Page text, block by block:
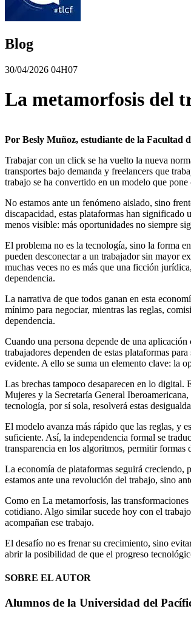
Blog
30/04/2026 04H07
La metamorfosis del
Por Besly Muñoz, estudiante de la Facultad
Trabajar con un click se ha vuelto la nueva
transportes bajo demanda y freelancers que
trabajo se ha convertido en un modelo que
No estamos ante un fenómeno aislado, sino
discapacidad, estas plataformas han
menos visible: más oportunidades no siempre
El problema no es la tecnología, sino la forma
pueden desconectar a un trabajador sin mayor
muchas veces no es más que una ficción
dependencia.
La narrativa de que todos ganan en esta
mínimo para negociar, mientras las reglas,
dependencia.
Cuando una persona depende de una
trabajadores dependen de estas plataformas
evidente. A ello se suma un elemento clave: la
Las brechas tampoco desaparecen en lo
Mujeres y la Secretaría General
tecnología, por sí sola, resolverá estas
El modelo avanza más rápido que las reglas, y
suficiente. Así, la independencia formal se
transparencia en los algoritmos, permitir formas
La economía de plataformas seguirá creciendo,
estamos ante una revolución del trabajo, sino
Como en La metamorfosis, las
cotidiano. Algo similar sucede hoy con el
acompañan ese trabajo.
El desafío no es frenar su crecimiento, sino
abrir la posibilidad de que el progreso
SOBRE EL AUTOR
Alumnos de la Universidad del